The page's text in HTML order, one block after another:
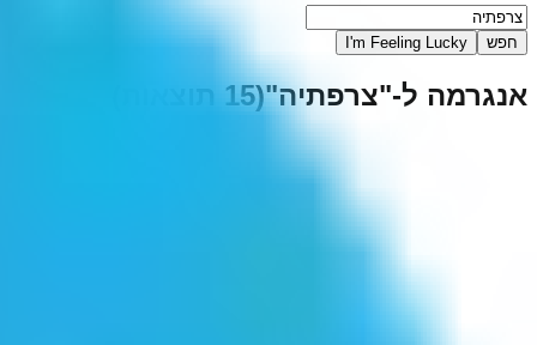
חפש I'm Feeling Lucky
אנגרמה ל-"צרפתיה"
(
15תוצאות)